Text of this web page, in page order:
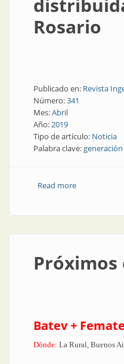
Rosario
Publicado en: Revista
Número:341
Mes:Abril
Año:2019
Tipo de artículo: Noticia
Palabra clave:
Read moreabout
Próximos
Batev +
Dónde: La Rural, Buenos